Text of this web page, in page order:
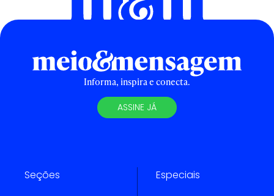
Informa, inspira e conecta.
ASSINE JÁ
Seções Especiais